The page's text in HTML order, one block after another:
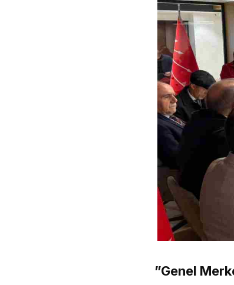
​”Genel